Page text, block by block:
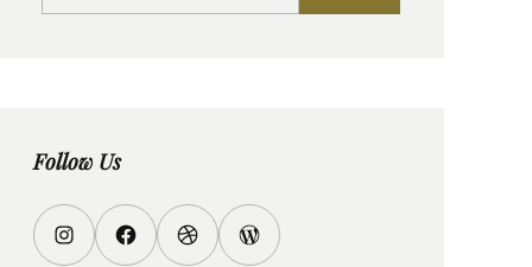
a
Follow Us
I
F
D
W